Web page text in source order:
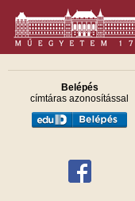
Belépés
címtáras azonosítással